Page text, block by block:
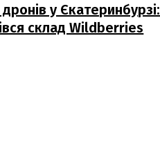
у Єкатеринбурзі:
склад Wildberries